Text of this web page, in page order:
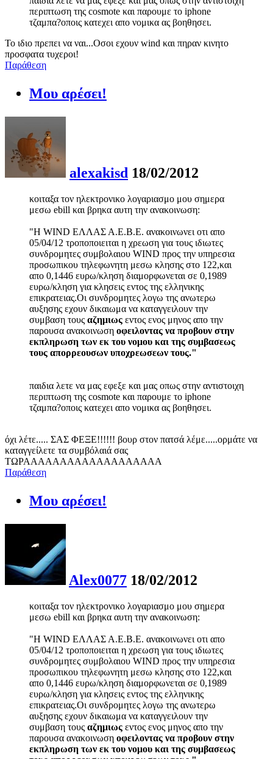
περιπτωση της cosmote και παρουμε το iphone
τζαμπα?οποις κατεχει απο νομικα ας βοηθησει.
Το ιδιο πρεπει να ναι...Οσοι εχουν wind και πηραν κινητο
προσφατα τυχεροι!
Παράθεση
Μου αρέσει!
alexakisd 18/02/2012
κοιταξα τον ηλεκτρονικο λογαριασμο μου σημερα
μεσω ebill και βρηκα αυτη την ανακοινωση:
"Η WIND ΕΛΛΑΣ Α.Ε.Β.Ε. ανακοινωνει οτι απο
05/04/12 τροποποιειται η χρεωση για τους ιδιωτες
συνδρομητες συμβολαιου WIND προς την υπηρεσια
προσωπικου τηλεφωνητη μεσω κλησης στο 122,και
απο 0,1446 ευρω/κληση διαμορφωνεται σε 0,1989
ευρω/κληση για κλησεις εντος της ελληνικης
επικρατειας.Οι συνδρομητες λογω της ανωτερω
αυξησης εχουν δικαιωμα να καταγγειλουν την
συμβαση τους αζημιως εντος ενος μηνος απο την
παρουσα ανακοινωση οφειλοντας να προβουν στην
εκπληρωση των εκ του νομου και της συμβασεως
τους απορρεουσων υποχρεωσεων τους."
παιδια λετε να μας εφεξε και μας οπως στην αντιστοιχη
περιπτωση της cosmote και παρουμε το iphone
τζαμπα?οποις κατεχει απο νομικα ας βοηθησει.
όχι λέτε..... ΣΑΣ ΦΕΞΕ!!!!!! βουρ στον πατσά λέμε.....ορμάτε να
καταγγείλετε τα συμβόλαιά σας
ΤΩΡΑΑΑΑΑΑΑΑΑΑΑΑΑΑΑΑΑΑΑ
Παράθεση
Μου αρέσει!
Alex0077 18/02/2012
κοιταξα τον ηλεκτρονικο λογαριασμο μου σημερα
μεσω ebill και βρηκα αυτη την ανακοινωση:
"Η WIND ΕΛΛΑΣ Α.Ε.Β.Ε. ανακοινωνει οτι απο
05/04/12 τροποποιειται η χρεωση για τους ιδιωτες
συνδρομητες συμβολαιου WIND προς την υπηρεσια
προσωπικου τηλεφωνητη μεσω κλησης στο 122,και
απο 0,1446 ευρω/κληση διαμορφωνεται σε 0,1989
ευρω/κληση για κλησεις εντος της ελληνικης
επικρατειας.Οι συνδρομητες λογω της ανωτερω
αυξησης εχουν δικαιωμα να καταγγειλουν την
συμβαση τους αζημιως εντος ενος μηνος απο την
παρουσα ανακοινωση οφειλοντας να προβουν στην
εκπληρωση των εκ του νομου και της συμβασεως